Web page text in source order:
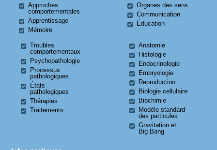
Approches
comportementales
Apprentissage
Mémoire
Organes des sens
Communication
Éducation
Troubles
comportementaux
Psychopathologie
Processus
pathologiques
États
pathologiques
Thérapies
Traitements
Anatomie
Histologie
Endocrinologie
Embryologie
Reproduction
Biologie cellulaire
Biochimie
Modèle standard
des particules
Gravitation et
Big Bang